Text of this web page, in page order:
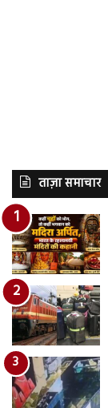
ताज़ा समाचार